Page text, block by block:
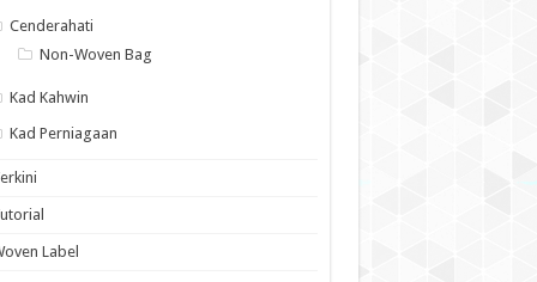
Cenderahati
Non-Woven Bag
Kad Kahwin
Kad Perniagaan
Label